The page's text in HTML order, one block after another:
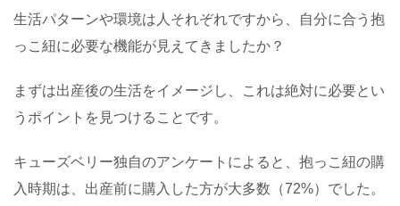
生活パターンや環境は人それぞれですから、自分に合う抱
っこ紐に必要な機能が見えてきましたか？
まずは出産後の生活をイメージし、これは絶対に必要とい
うポイントを見つけることです。
キューズベリー独自のアンケートによると、抱っこ紐の購
入時期は、出産前に購入した方が大多数（72%）でした。